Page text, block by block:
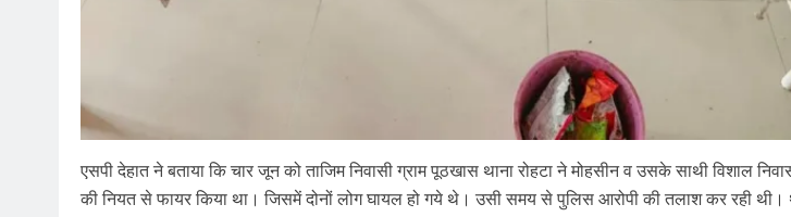
एसपी देहात ने बताया कि चार जून को ताजिम निवासी ग्राम पूठखास थाना रोहटा ने मोहसीन व उसके साथी विशाल
की नियत से फायर किया था। जिसमें दोनों लोग घायल हो गये थे। उसी समय से पुलिस आरोपी की तलाश कर रही